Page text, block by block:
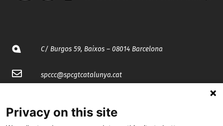
C/ Burgos 59, Baixos – 08014 Barcelona
spccc@spcgtcatalunya.cat
Privacy on this site